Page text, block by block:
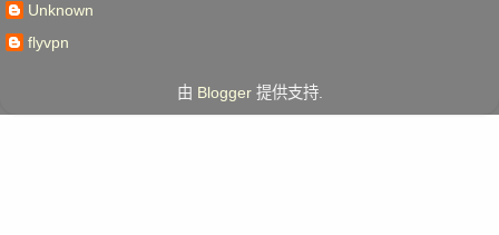
Unknown
flyvpn
由 Blogger提供支持.